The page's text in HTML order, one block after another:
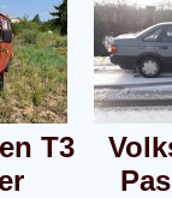
T3